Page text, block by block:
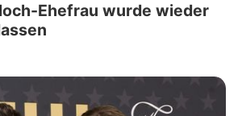
Ehefrau wurde wieder